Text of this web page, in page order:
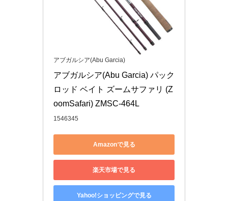
アブガルシア(Abu Garcia)
アブガルシア(Abu Garcia) パック
ロッド ベイト ズームサファリ (Z
oomSafari) ZMSC-464L
1546345
Amazonで見る
楽天市場で見る
Yahoo!ショッピングで見る